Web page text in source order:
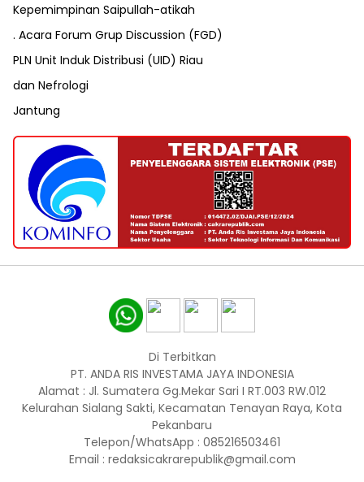
Kepemimpinan Saipullah-atikah
. Acara Forum Grup Discussion (FGD)
PLN Unit Induk Distribusi (UID) Riau
dan Nefrologi
Jantung
Di Terbitkan
PT. ANDA RIS INVESTAMA JAYA INDONESIA
Alamat : Jl. Sumatera Gg.Mekar Sari I RT.003 RW.012
Kelurahan Sialang Sakti, Kecamatan Tenayan Raya, Kota
Pekanbaru
Telepon/WhatsApp : 085216503461
Email : redaksicakrarepublik@gmail.com